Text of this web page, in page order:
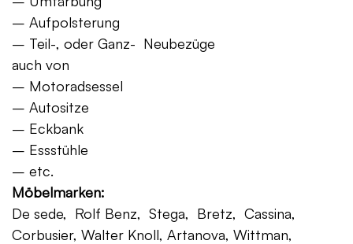
– Aufpolsterung
– Teil-, oder Ganz- Neubezüge
auch von
– Motoradsessel
– Autositze
– Eckbank
– Essstühle
– etc.
Möbelmarken:
De sede, Rolf Benz, Stega, Bretz, Cassina,
Corbusier, Walter Knoll, Artanova, Wittman,